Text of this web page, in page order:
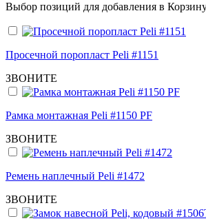
Выбор позиций для добавления в
Просечной поропласт Peli #1151
ЗВОНИТЕ
Рамка монтажная Peli #1150 PF
ЗВОНИТЕ
Ремень наплечный Peli #1472
ЗВОНИТЕ